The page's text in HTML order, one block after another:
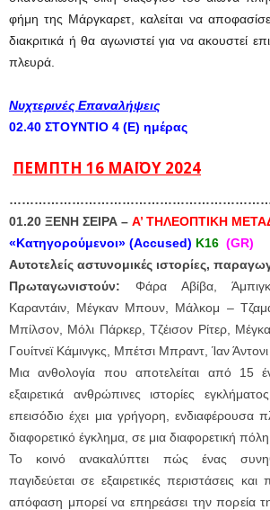
φήμη της Μάργκαρετ, καλείται να
διακριτικά ή θα αγωνιστεί για να ακουστεί
πλευρά.
Νυχτερινές Επαναλήψεις
02.40 ΣΤΟΥΝΤΙΟ 4 (Ε) ημέρας
ΠΕΜΠΤΗ 16 ΜΑΪΟΥ 2024
01.20 ΞΕΝΗ ΣΕΙΡΑ – Α’ ΤΗΛΕΟΠΤΙΚΗ
«Κατηγορούμενοι» (Accused) K16 (GR)
Αυτοτελείς αστυνομικές ιστορίες,
Πρωταγωνιστούν: Φάρα Αβίβα,
Καραντάιν, Μέγκαν Μπουν, Μάλκομ –
Μπίλσον, Μόλι Πάρκερ, Τζέισον Ρίτερ,
Γουίτνεϊ Κάμινγκς, Μπέτσι Μπραντ, Ίαν Άντονι
Μια ανθολογία που αποτελείται από 15
εξαιρετικά ανθρώπινες ιστορίες
επεισόδιο έχει μια γρήγορη, ενδιαφέρουσα
διαφορετικό έγκλημα, σε μια διαφορετική πόλη.
Το κοινό ανακαλύπτει πώς ένας
παγιδεύεται σε εξαιρετικές περιστάσεις
απόφαση μπορεί να επηρεάσει την πορεία